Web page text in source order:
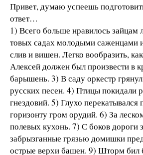
Привет, думаю успеешь
ответ…
1) Всего больше нравилось зайцам
товых садах молодыми саженцами
слив и вишен. Легко вообразить,
Алексей должен был произвести в
барышень. 3) В саду оркестр
русских песен. 4) Птицы покидали
гнездовий. 5) Глухо
горизонту гром орудий. 6) За
полевых кухонь. 7) С боков дороги
забрызганные грязью домишки
острые верхи башен. 9) Шторм бил